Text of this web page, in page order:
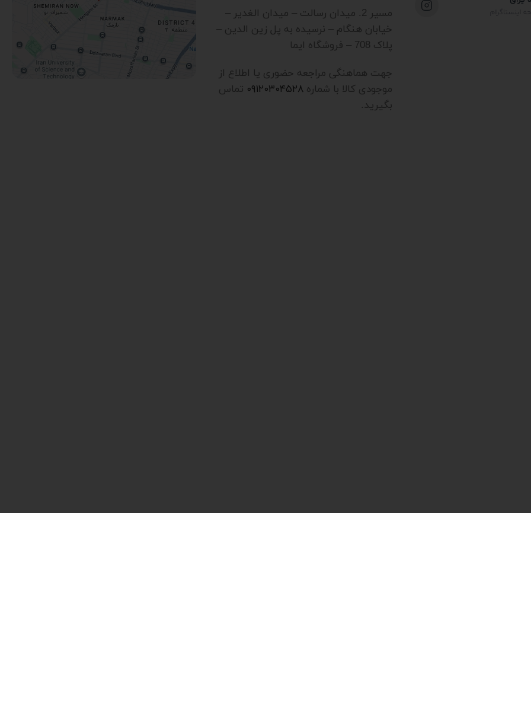
مسیر 2. میدان رسالت – میدان الغدیر –
خیابان هنگام – نرسیده به پل زین الدین –
پلاک 708 – فروشگاه ایما
جهت هماهنگی مراجعه حضوری یا اطلاع از
موجودی کالا با شماره ۰۹۱۲۰۳۰۴۵۲۸ تماس
بگیرید.